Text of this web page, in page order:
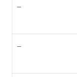
–
–